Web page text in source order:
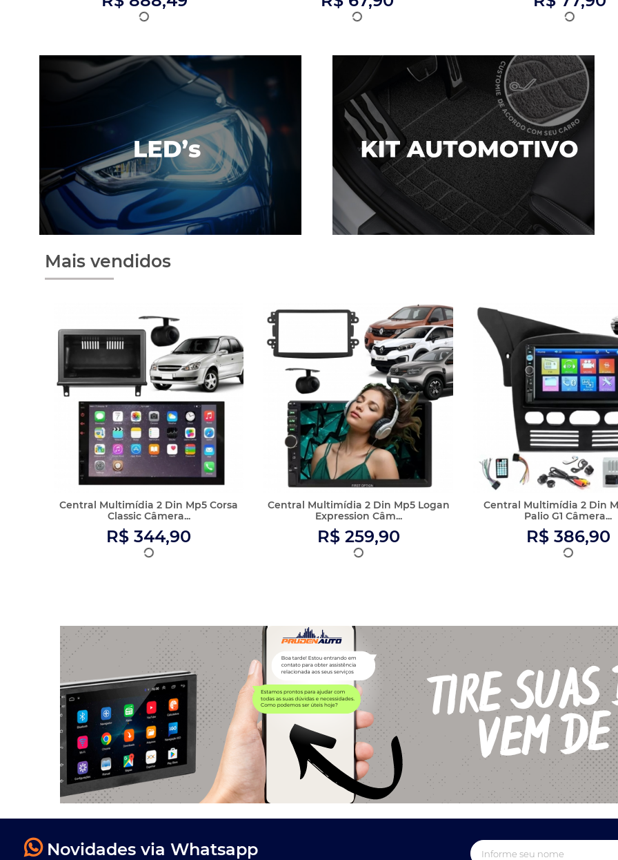
Central Multimídia 2 Din Mp5 Corsa
Classic Câmera...
R$ 344,90
Central Multimídia 2 Din Mp5 Logan
Expression Câm...
Central Multimídia 2 Din
Palio G1 Câmera...
Conferir
Institucional
E-book
atendimento@prudenauto.com.br
Whatsapp (18) 99799-0127
Política de Privacidade e Cookies
Fale Conosco
Central de atendimento
Dúvidas Frequentes
Pagamento e entregas
Política de Trocas e
Formas de pagamento Certificados